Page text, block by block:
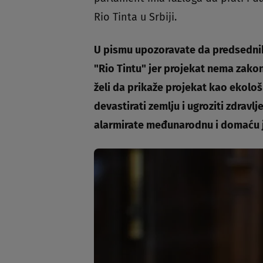
Rio Tinta u Srbiji.
U pismu upozoravate da
"Rio Tintu" jer projekat nema
želi da prikaže projekat kao
devastirati zemlju i ugroziti
alarmirate međunarodnu i domaću